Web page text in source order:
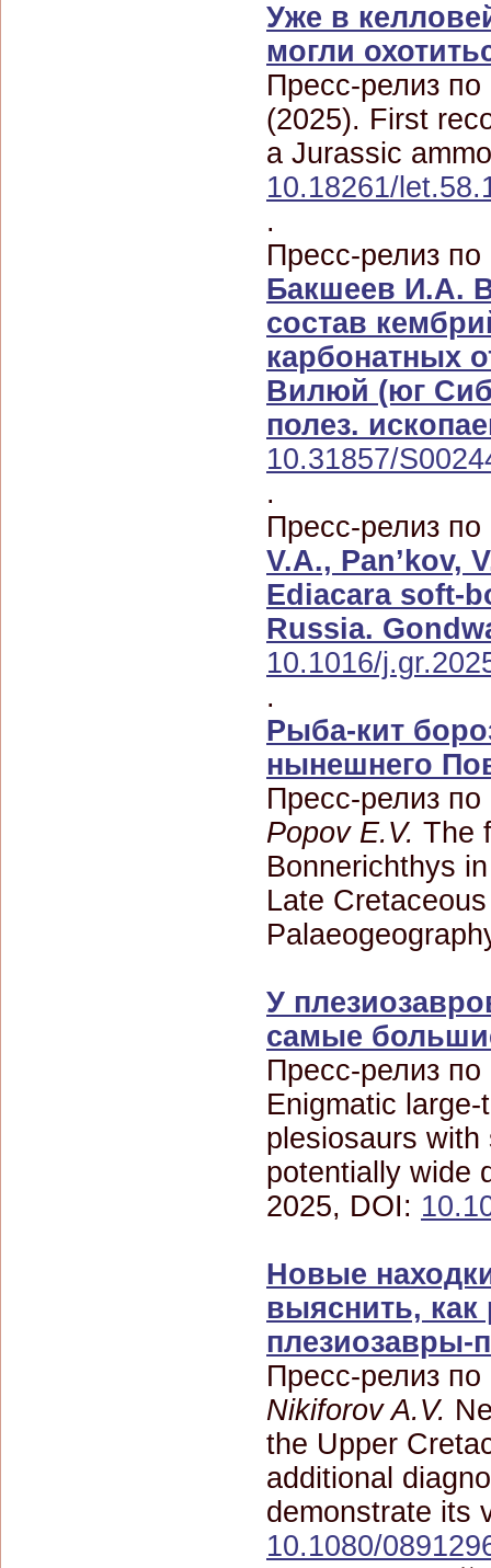
Уже в
могли
Пресс-релиз по
(2025). First
a Jurassic
10.18261/
.
Пресс-релиз по
Бакшеев И.А.
состав
карбонатных
Вилюй (юг
полез.
10.31857/
.
Пресс-релиз по
V.A., Pan’kov,
Ediacara soft-
Russia.
10.1016/
.
Рыба-кит
нынешнего
Пресс-релиз по
Popov E.V. The
Bonnerichthys
Late
У
самые
Пресс-релиз по
Enigmatic
plesiosaurs
potentially wide
2025, DOI:
Новые
выяснить,
плезиозавры-
Пресс-релиз
Nikiforov A.V.
the Upper
additional
demonstrate its
10.1080/